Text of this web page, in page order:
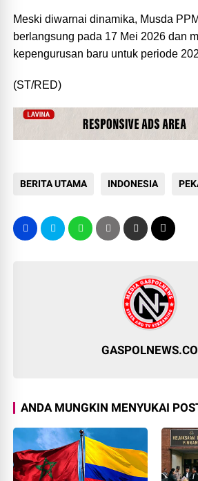
‎Meski diwarnai dinamika, Musda
berlangsung pada 17 Mei 2026 dan
kepengurusan baru untuk periode
(ST/RED)
BERITA UTAMA INDONESIA
ANDA MUNGKIN MENYUKAI